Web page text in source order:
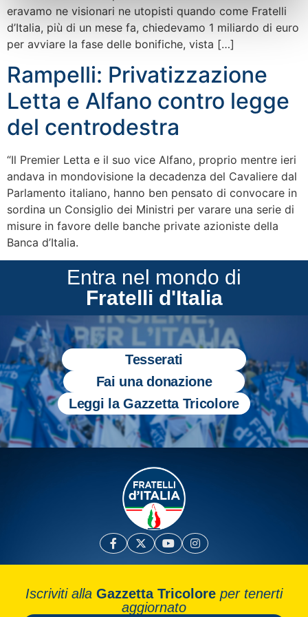
eravamo ne visionari ne utopisti quando come Fratelli
d’Italia, più di un mese fa, chiedevamo 1 miliardo di euro
per avviare la fase delle bonifiche, vista […]
Rampelli: Privatizzazione
Letta e Alfano contro legge
del centrodestra
“Il Premier Letta e il suo vice Alfano, proprio mentre ieri
andava in mondovisione la decadenza del Cavaliere dal
Parlamento italiano, hanno ben pensato di convocare in
sordina un Consiglio dei Ministri per varare una serie di
misure in favore delle banche private azioniste della
Banca d’Italia.
Entra nel mondo di
Fratelli d'Italia
Tesserati
Fai una donazione
Leggi la Gazzetta Tricolore
Iscriviti alla Gazzetta Tricolore per tenerti
aggiornato